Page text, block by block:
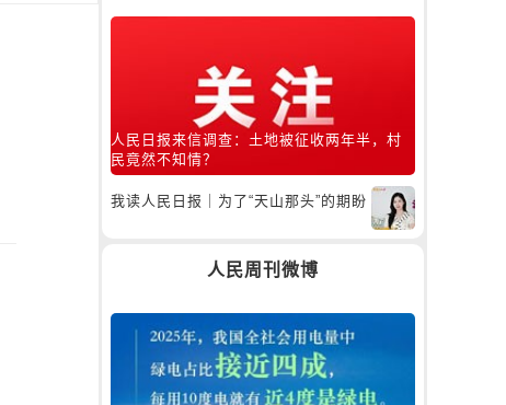
人民日报来信调查：土地被征收两年半，村
民竟然不知情？
我读人民日报｜为了“天山那头”的期盼
人民周刊微博